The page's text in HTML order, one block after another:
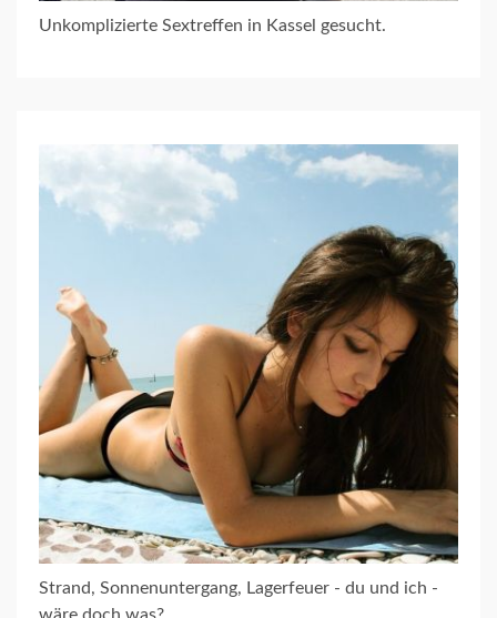
Unkomplizierte Sextreffen in Kassel gesucht.
Strand, Sonnenuntergang, Lagerfeuer - du und ich -